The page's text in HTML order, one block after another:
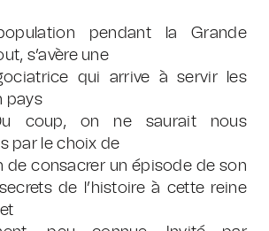
pendant la Grande
s’avère une
qui arrive à servir les
pays
coup, on ne saurait nous
par le choix de
de consacrer un épisode de son
de l’histoire à cette reine